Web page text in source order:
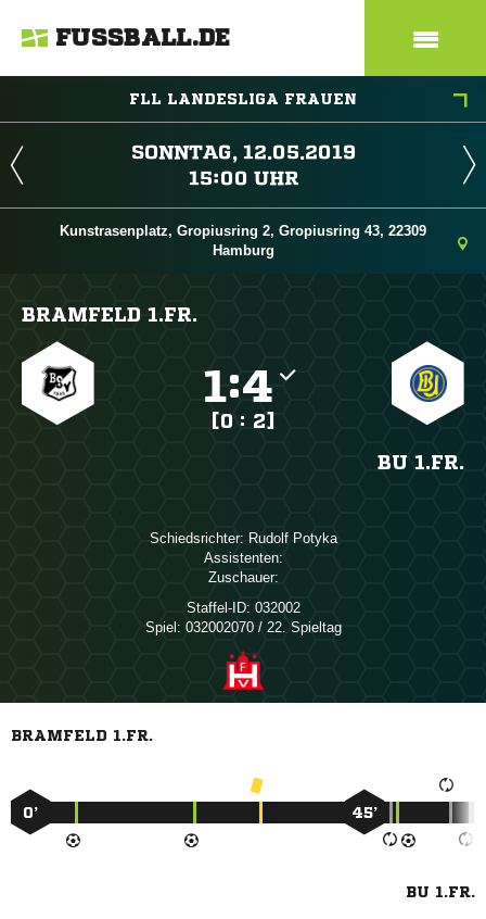
FUSSBALL.DE
FLL LANDESLIGA FRAUEN
 
 
Kunstrasenplatz, Gropiusring 2, Gropiusring 43, 22309
Hamburg
BRAMFELD 1.FR.
:
[0 : 2]
BU 1.FR.
Schiedsrichter:  
Assistenten:
Zuschauer:
Staffel-ID: 032002
Spiel: 032002070 / 22. Spieltag
BRAMFELD 1.FR.
0’ 45’
BU 1.FR.